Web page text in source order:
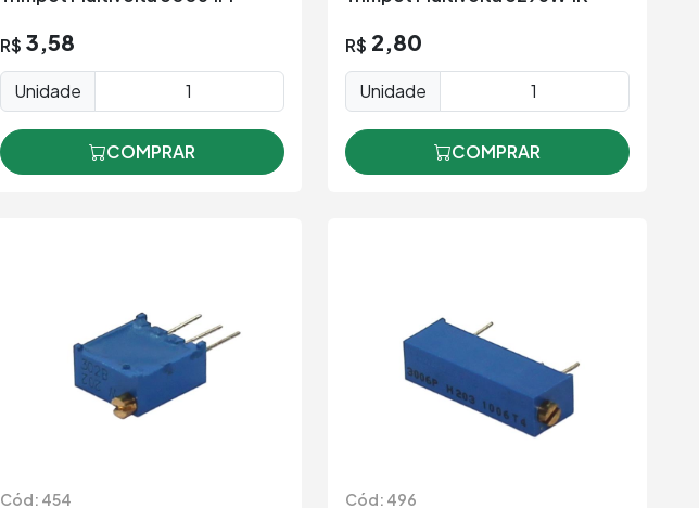
R$ 3,58
Unidade
COMPRAR
R$ 2,80
Unidade
COMPRAR
Cód: 454 Cód: 496